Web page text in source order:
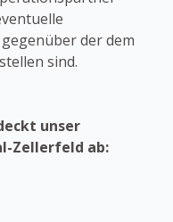
der dem
sind.
unser
Zellerfeld ab: